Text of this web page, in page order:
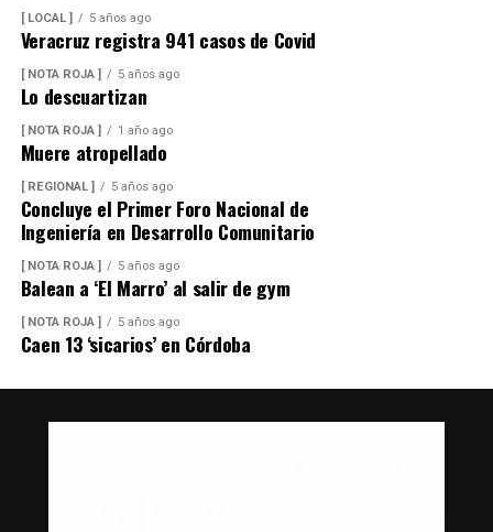
[ LOCAL ] 5 años ago
Veracruz registra 941 casos de Covid
[ NOTA ROJA ] 5 años ago
Lo descuartizan
[ NOTA ROJA ] 1 año ago
Muere atropellado
[ REGIONAL ] 5 años ago
Concluye el Primer Foro Nacional de
Ingeniería en Desarrollo Comunitario
[ NOTA ROJA ] 5 años ago
Balean a ‘El Marro’ al salir de gym
[ NOTA ROJA ] 5 años ago
Caen 13 ‘sicarios’ en Córdoba